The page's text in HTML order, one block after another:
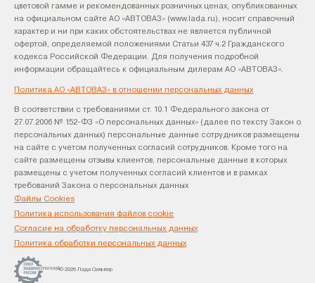
цветовой гамме и рекомендованных розничных ценах, опубликованных
на официальном сайте АО «АВТОВАЗ» (www.lada.ru), носит справочный
характер и ни при каких обстоятельствах не является публичной
офертой, определяемой положениями Статьи 437 ч.2 Гражданского
кодекса Российской Федерации. Для получения подробной
информации обращайтесь к официальным дилерам АО «АВТОВАЗ».
Политика АО «АВТОВАЗ» в отношении персональных данных
В соответствии с требованиями ст. 10.1 Федерального закона от
27.07.2006 № 152-ФЗ «О персональных данных» (далее по тексту Закон о
персональных данных) персональные данные сотрудников размещены
на сайте с учетом полученных согласий сотрудников. Кроме того на
сайте размещены отзывы клиентов, персональные данные в которых
размещены с учетом полученных согласий клиентов и в рамках
требований Закона о персональных данных
Файлы Cookies
Политика использования файлов cookie
Согласие на обработку персональных данных
Политика обработки персональных данных
© 2026 Лада Сильвер